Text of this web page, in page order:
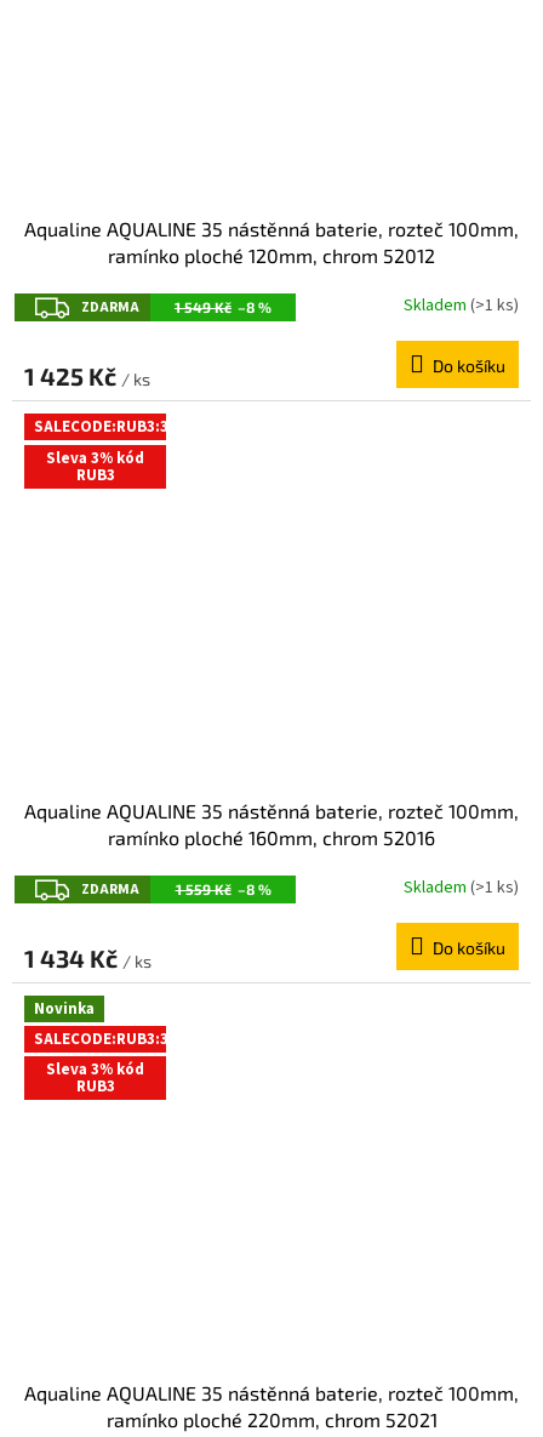
Z
A
R
M
A
ZDARMA 1 549 Kč –8 %
Aqualine AQUALINE 35 nástěnná baterie, rozteč 100mm,
ramínko ploché 120mm, chrom 52012
Skladem (>1 ks)
1 425 Kč / ks
Do košíku
SALECODE:RUB3:3:%
Sleva 3% kód
RUB3
Z
A
R
M
A
ZDARMA 1 559 Kč –8 %
Aqualine AQUALINE 35 nástěnná baterie, rozteč 100mm,
ramínko ploché 160mm, chrom 52016
Skladem (>1 ks)
1 434 Kč / ks
Do košíku
Novinka
SALECODE:RUB3:3:%
Sleva 3% kód
RUB3
Aqualine AQUALINE 35 nástěnná baterie, rozteč 100mm,
ramínko ploché 220mm, chrom 52021